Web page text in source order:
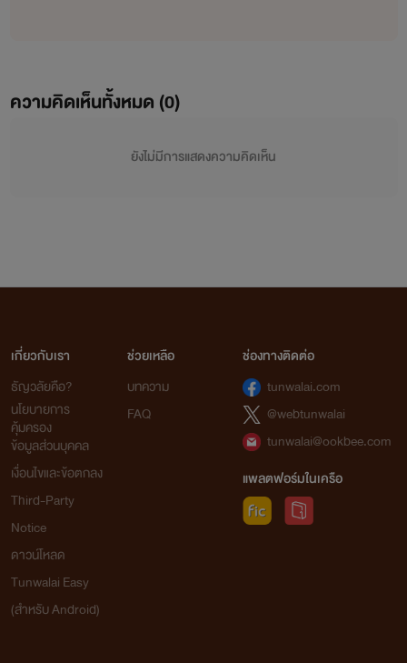
ความคิดเห็นทั้งหมด (0)
ยังไม่มีการแสดงความคิดเห็น
เกี่ยวกับเรา
ธัญวลัยคือ?
นโยบายการ
คุ้มครอง
ข้อมูลส่วนบุคคล
เงื่อนไขและข้อตกลง
Third-Party
Notice
ดาวน์โหลด
Tunwalai Easy
(สำหรับ Android)
ช่วยเหลือ
บทความ
FAQ
ช่องทางติดต่อ
tunwalai.com
@webtunwalai
tunwalai@ookbee.com
แพลตฟอร์มในเครือ